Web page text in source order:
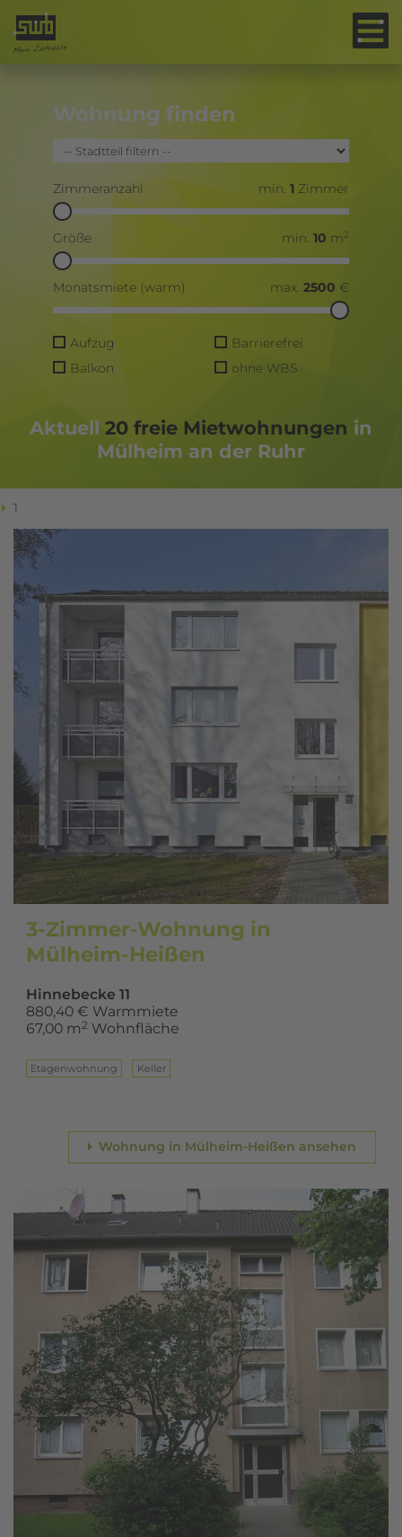
Wohnung finden
Zimmeranzahl min. 1 Zimmer
Größe min. 10 m2
Monatsmiete (warm) max. 2500 €
Aufzug
Balkon
Barrierefrei
ohne WBS
Aktuell 20 freie Miet­woh­nungen in
Mülheim an der Ruhr
1
3-Zimmer-Wohnung in
Mülheim-Heißen
Hinnebecke 11
880,40 € Warmmiete
67,00 m2 Wohnfläche
Eta­gen­woh­nung Keller
Wohnung in Mülheim-Heißen ansehen
Ich habe die